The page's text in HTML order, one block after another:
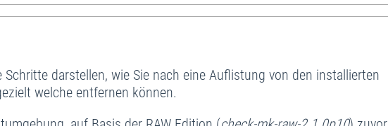
darstellen, wie Sie nach eine Auflistung von den installierten
welche entfernen können.